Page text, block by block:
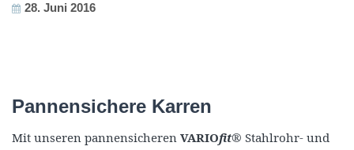
28. Juni 2016
Pannensichere Karren
Mit unseren pannensicheren VARIOfit® Stahlrohr- und